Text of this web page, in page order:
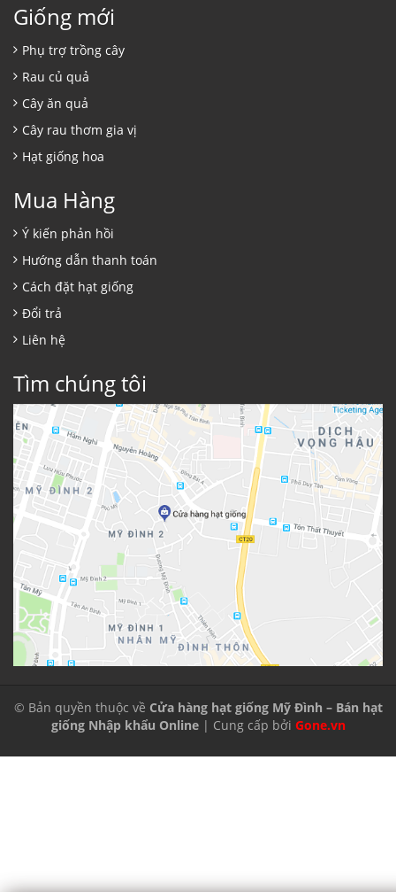
Giống mới
Phụ trợ trồng cây
Rau củ quả
Cây ăn quả
Cây rau thơm gia vị
Hạt giống hoa
Mua Hàng
Ý kiến phản hồi
Hướng dẫn thanh toán
Cách đặt hạt giống
Đổi trả
Liên hệ
Tìm chúng tôi
© Bản quyền thuộc về Cửa hàng hạt giống Mỹ Đình – Bán hạt
giống Nhập khẩu Online| Cung cấp bởi Gone.vn